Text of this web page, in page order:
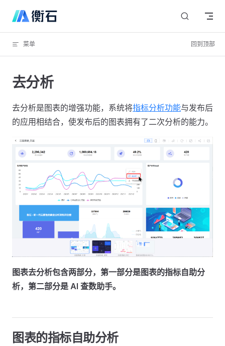
Skip to content
菜单 回到顶部
去分析
去分析是图表的增强功能，系统将指标分析功能与发布后
的应用相结合，使发布后的图表拥有了二次分析的能力。
图表去分析包含两部分，第一部分是图表的指标自助分
析，第二部分是 AI 查数助手。
图表的指标自助分析